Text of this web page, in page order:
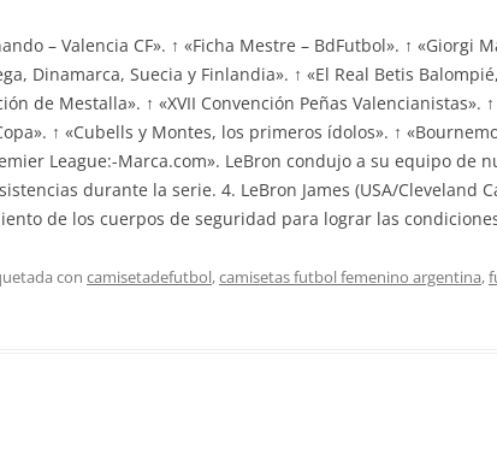
– Valencia CF». ↑ «Ficha Mestre – BdFutbol». ↑
Dinamarca, Suecia y Finlandia». ↑ «El Real Betis
de Mestalla». ↑ «XVII Convención Peñas Valencianistas».
↑ «Cubells y Montes, los primeros ídolos». ↑
League:-Marca.com». LeBron condujo a su equipo de
durante la serie. 4. LeBron James (USA/Cleveland
de los cuerpos de seguridad para lograr las
con camisetadefutbol,camisetas futbol femenino argentina,